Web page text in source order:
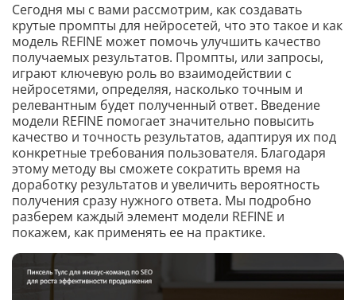
Сегодня мы с вами рассмотрим, как создавать
крутые промпты для нейросетей, что это такое и как
модель REFINE может помочь улучшить качество
получаемых результатов. Промпты, или запросы,
играют ключевую роль во взаимодействии с
нейросетями, определяя, насколько точным и
релевантным будет полученный ответ. Введение
модели REFINE помогает значительно повысить
качество и точность результатов, адаптируя их под
конкретные требования пользователя. Благодаря
этому методу вы сможете сократить время на
доработку результатов и увеличить вероятность
получения сразу нужного ответа. Мы подробно
разберем каждый элемент модели REFINE и
покажем, как применять ее на практике.